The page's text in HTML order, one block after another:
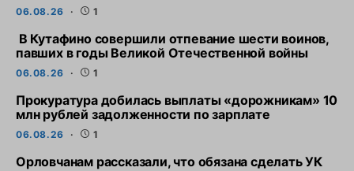
06.08.26 1
В Кутафино совершили отпевание шести воинов,
павших в годы Великой Отечественной войны
06.08.26 1
Прокуратура добилась выплаты «дорожникам» 10
млн рублей задолженности по зарплате
06.08.26 1
Орловчанам рассказали, что обязана сделать УК